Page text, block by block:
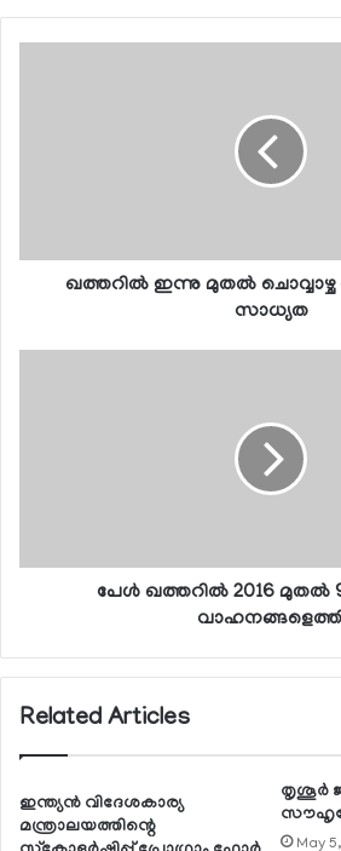
ഖത്തറില്‍ ഇന്നു മുതല്‍
സാധ്യത
പേള്‍ ഖത്തറില്‍ 2016 മുതല്‍
Related Articles
ഇന്ത്യന്‍ വിദേശകാര്യ
മന്ത്രാലയത്തിന്റെ
തൃശൂര്‍
May